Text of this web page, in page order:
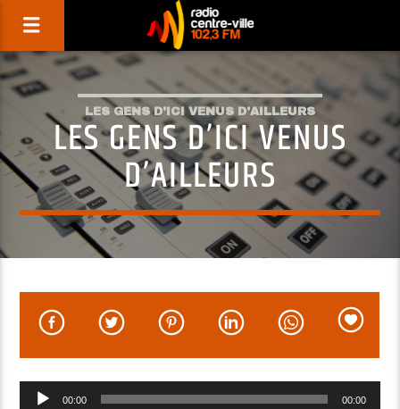
LES GENS D'ICI VENUS D'AILLEURS
LES GENS D’ICI VENUS
D’AILLEURS
Lecteur
00:00 00:00